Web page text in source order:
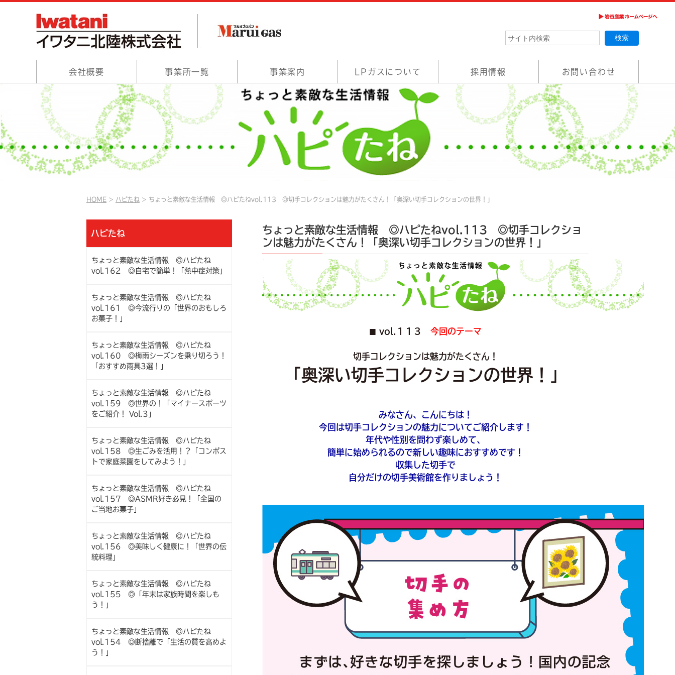
会社概要 事業所一覧 事業案内 LPガスについて 採用情報 お問い合わせ
HOME ハピたね ちょっと素敵な生活情報 ◎ハピたねvol.113 ◎切手コレクションは魅力がたくさん！「奥深い切手コレクションの世界！」
ハピたね
ちょっと素敵な生活情報 ◎ハピたね
vol.162 ◎自宅で簡単！「熱中症対策」
ちょっと素敵な生活情報 ◎ハピたね
vol.161 ◎今流行りの「世界のおもしろ
お菓子！」
ちょっと素敵な生活情報 ◎ハピたね
vol.160 ◎梅雨シーズンを乗り切ろう！
「おすすめ雨具3選！」
ちょっと素敵な生活情報 ◎ハピたね
vol.159 ◎世界の！「マイナースポーツ
をご紹介！ Vol.3」
ちょっと素敵な生活情報 ◎ハピたね
vol.158 ◎生ごみを活用！？「コンポス
トで家庭菜園をしてみよう！」
ちょっと素敵な生活情報 ◎ハピたね
vol.157 ◎ASMR好き必見！「全国の
ご当地お菓子」
ちょっと素敵な生活情報 ◎ハピたね
vol.156 ◎美味しく健康に！「世界の伝
統料理」
ちょっと素敵な生活情報 ◎ハピたね
vol.155 ◎「年末は家族時間を楽しも
う！」
ちょっと素敵な生活情報 ◎ハピたね
vol.154 ◎断捨離で「生活の質を高めよ
う！」
ちょっと素敵な生活情報 ◎ハピたねvol.113 ◎切手コレクショ
ンは魅力がたくさん！「奥深い切手コレクションの世界！」
vol.１１３ 今回のテーマ
切手コレクションは魅力がたくさん！
「奥深い切手コレクションの世界！」
みなさん、こんにちは！
今回は切手コレクションの魅力についてご紹介します！
年代や性別を問わず楽しめて、
簡単に始められるので新しい趣味におすすめです！
収集した切手で
自分だけの切手美術館を作りましょう！